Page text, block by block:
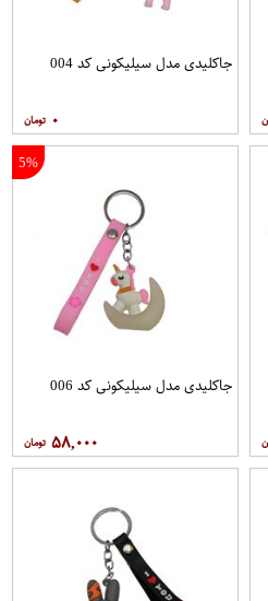
جاکلیدی مدل سیلیکونی کد 004
۰
5%
جاکلیدی مدل سیلیکونی کد 006
۵۸,۰۰۰